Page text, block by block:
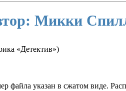
Микки
«Детектив»)
файла указан в сжатом виде.